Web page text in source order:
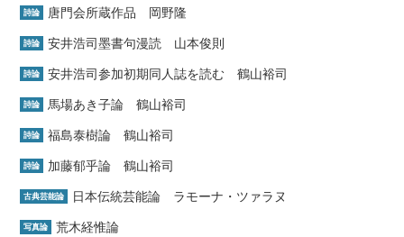
詩論 唐門会所蔵作品 岡野隆
詩論 安井浩司墨書句漫読 山本俊則
詩論 安井浩司参加初期同人誌を読む 鶴山裕司
詩論 馬場あき子論 鶴山裕司
詩論 福島泰樹論 鶴山裕司
詩論 加藤郁乎論 鶴山裕司
古典芸能論 日本伝統芸能論 ラモーナ・ツァラヌ
写真論 荒木経惟論